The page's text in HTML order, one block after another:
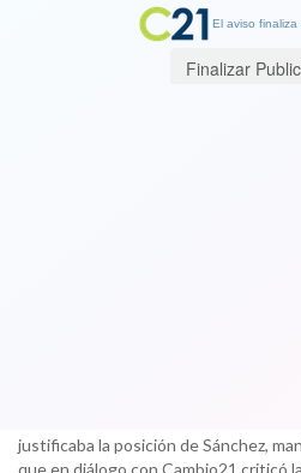
justificaba la posición de Sánchez,
que en diálogo con Cambio21 criticó
El aviso
Finalizar